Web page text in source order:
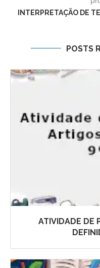
INTERPRETAÇÃO DE
POSTS
ATIVIDADE DE